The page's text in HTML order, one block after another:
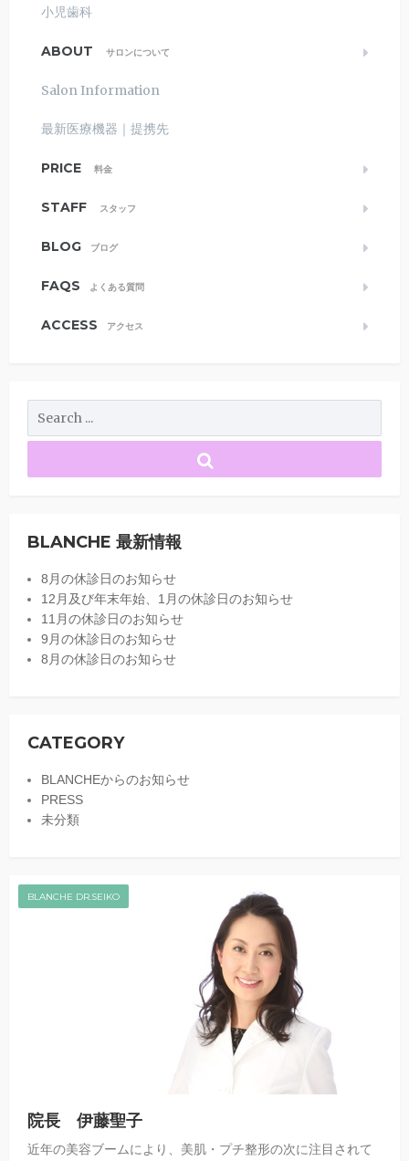
小児歯科
ABOUT サロンについて
Salon Information
最新医療機器｜提携先
PRICE 料金
STAFF スタッフ
BLOG ブログ
FAQS よくある質問
ACCESS アクセス
BLANCHE 最新情報
8月の休診日のお知らせ
12月及び年末年始、1月の休診日のお知らせ
11月の休診日のお知らせ
9月の休診日のお知らせ
8月の休診日のお知らせ
CATEGORY
BLANCHEからのお知らせ
PRESS
未分類
BLANCHE DR.SEIKO
院長 伊藤聖子
近年の美容ブームにより、美肌・プチ整形の次に注目されて